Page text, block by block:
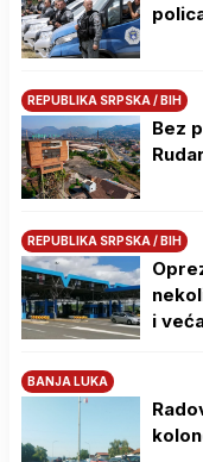
REPUBLIKA SRPSKA / BIH
Bez
REPUBLIKA SRPSKA / BIH
i
BANJA LUKA